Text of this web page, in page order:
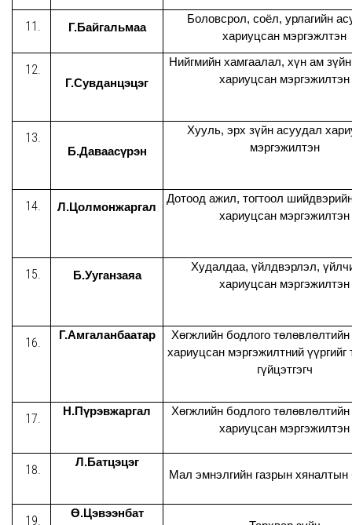
Г.Байгальмаа
Боловсрол, соёл, урлагийн
хариуцсан мэргэжлтэн
Г.Сувданцэцэг
Нийгмийн хамгаалал, хүн ам
хариуцсан мэргэжилтэн
Б.Даваасүрэн
Хууль, эрх зүйн асуудал
мэргэжилтэн
Л.Цолмонжаргал
Дотоод ажил, тогтоол
хариуцсан мэргэжилтэн
Б.Ууганзаяа
Худалдаа, үйлдвэрлэл,
хариуцсан мэргэжилтэн
Г.Амгаланбаатар
Хөгжлийн бодлого
хариуцсан мэргэжилтний үүргийг
гүйцэтгэгч
Н.Пүрэвжаргал
Хөгжлийн бодлого
хариуцсан мэргэжилтэн
Л.Батцэцэг
Мал эмнэлгийн газрын хяналтын
Ө.Цэвээнбат